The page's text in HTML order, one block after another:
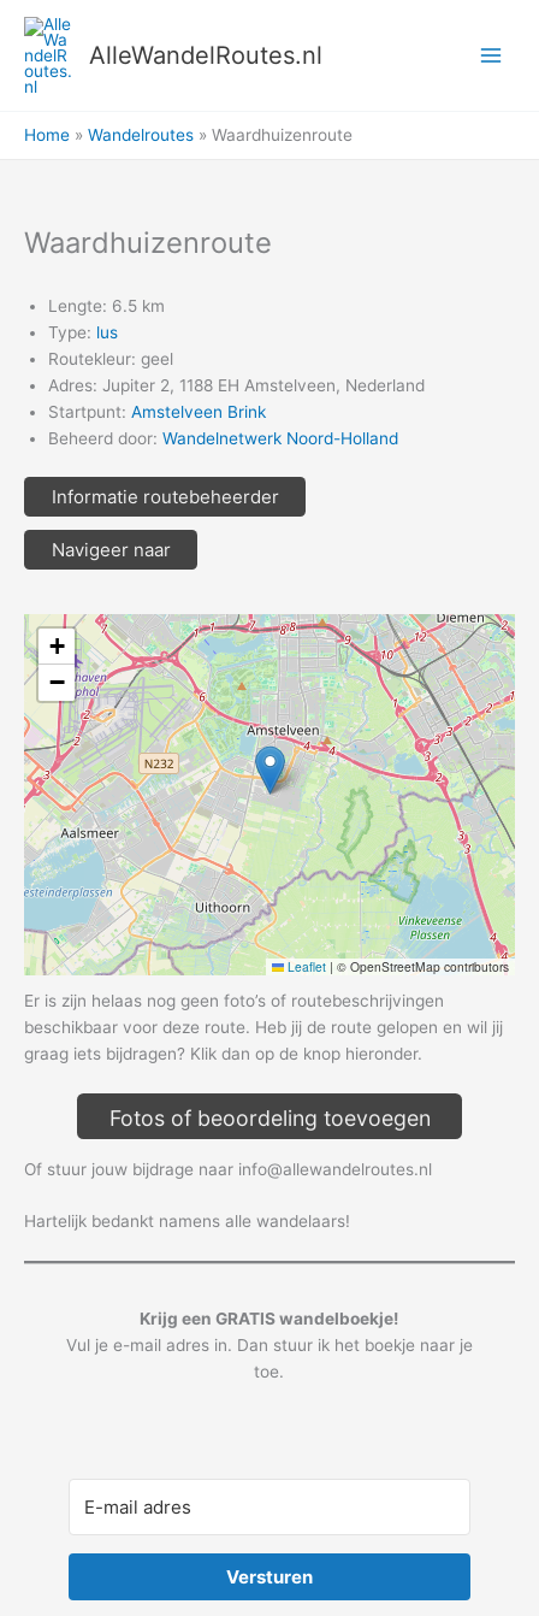
naar
inhoud
AlleWandelRoutes.nl
Home Wandelroutes Waardhuizenroute
Waardhuizenroute
Lengte: 6.5 km
Type: lus
Routekleur: geel
Adres: Jupiter 2, 1188 EH Amstelveen, Nederland
Startpunt: Amstelveen Brink
Beheerd door: Wandelnetwerk Noord-Holland
Informatie routebeheerder
Navigeer naar
+
−
Leaflet | © OpenStreetMap contributors
Er is zijn helaas nog geen foto’s of routebeschrijvingen
beschikbaar voor deze route. Heb jij de route gelopen en wil jij
graag iets bijdragen? Klik dan op de knop hieronder.
Fotos of beoordeling toevoegen
Of stuur jouw bijdrage naar info@allewandelroutes.nl
Hartelijk bedankt namens alle wandelaars!
Krijg een GRATIS wandelboekje!
Vul je e-mail adres in. Dan stuur ik het boekje naar je
toe.
Versturen